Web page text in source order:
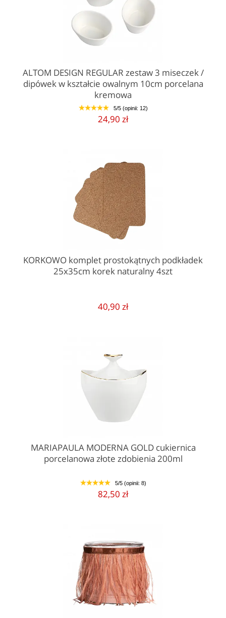
ALTOM DESIGN REGULAR zestaw 3 miseczek /
dipówek w kształcie owalnym 10cm porcelana
kremowa
1 2 3 4 5 5/5 (opinii: 12)
24,90 zł
KORKOWO komplet prostokątnych podkładek
25x35cm korek naturalny 4szt
40,90 zł
MARIAPAULA MODERNA GOLD cukiernica
porcelanowa złote zdobienia 200ml
1 2 3 4 5 5/5 (opinii: 8)
82,50 zł